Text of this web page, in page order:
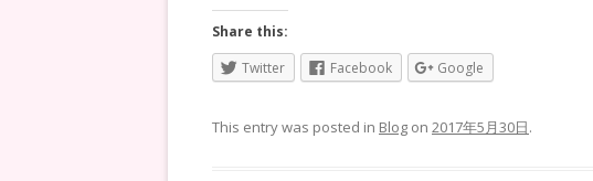
Share this:
Twitter
Facebook Google
This entry was posted in Blog on 2017年5月30日.